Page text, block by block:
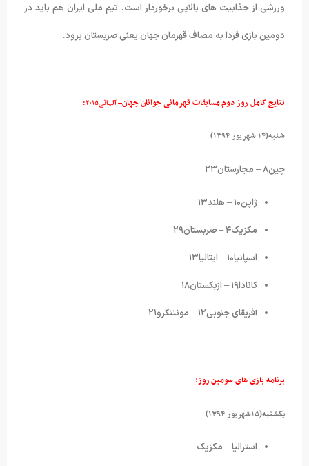
ورزشی از جذابیت های بالایی برخوردار است. تیم ملی ایران هم باید در
دومین بازی فردا به مصاف قهرمان جهان یعنی صربستان برود.
نتایج کامل روز دوم مسابقات قهرمانی جوانان جهان– آلماتی۲۰۱۵:
شنبه(۱۴ شهریور ۱۳۹۴)
چین۸ – مجارستان۲۳
ژاپن۱۰ – هلند۱۳
مکزیک۴ – صربستان۲۹
اسپانیا۱۰ – ایتالیا۱۳
کانادا۱۹ – ازبکستان۱۸
آفریقای جنوبی۱۲ – مونتنگرو۲۱
برنامه بازی هایسومبن روز:
یکشنبه(۱۵شهریور ۱۳۹۴)
استرالیا – مکزیک